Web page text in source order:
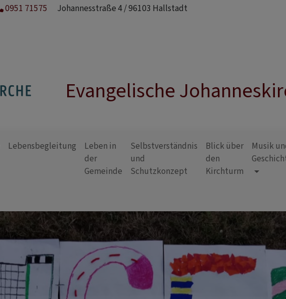
0951 71575 Johannesstraße 4 / 96103 Hallstadt
Evangelische
Lebensbegleitung
Leben in
der
Gemeinde
Selbstverständnis
und
Schutzkonzept
Blick über
den
Kirchturm
Musik